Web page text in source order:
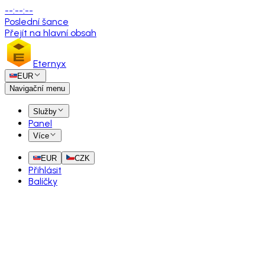
--:--:--
Poslední šance
Přejít na hlavní obsah
Eternyx
EUR
Navigační menu
Služby
Panel
Více
EUR CZK
Přihlásit
Balíčky